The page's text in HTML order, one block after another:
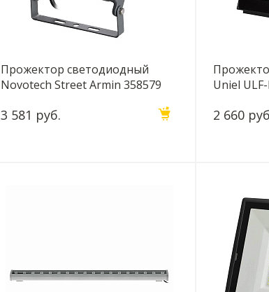
Прожектор светодиодный
Novotech Street Armin 358579
3 581 руб.
Uniel
2 660